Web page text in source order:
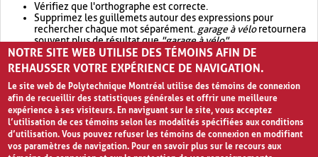
Vérifiez que l'orthographe est correcte.
Supprimez les guillemets autour des expressions pour
rechercher chaque mot séparément. garage à véloretournera
souvent plus de résultat que"garage à vélo".
Envisagez d'élargir votre recherche avec OR.garage OR vélo
retournera souvent plus de résultat quegarage à vélo
NOTRE SITE WEB UTILISE DES TÉMOINS AFIN DE
REHAUSSER VOTRE EXPÉRIENCE DE NAVIGATION.
Le site web de Polytechnique Montréal utilise des témoins de connexion
afin de recueillir des statistiques générales et offrir une meilleure
expérience à ses visiteurs. En naviguant sur le site, vous acceptez
l’utilisation de ces témoins selon les modalités spécifiées aux conditions
d’utilisation. Vous pouvez refuser les témoins de connexion en modifiant
vos paramètres de navigation. Pour en savoir plus sur le recours aux